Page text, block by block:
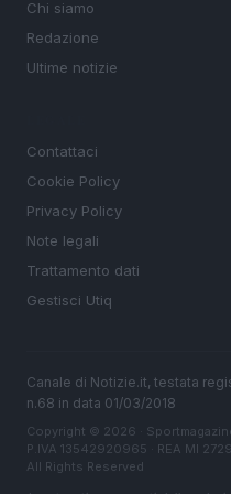
Chi siamo
Redazione
Ultime notizie
Contattaci
Cookie Policy
Privacy Policy
Note legali
Trattamento dati
Gestisci Utiq
Canale di Notizie.it, testata
n.68 in data 01/03/2018
Copyright © 2026 ·
P.IVA 13542920965 · REA MI
All Rights Reserved